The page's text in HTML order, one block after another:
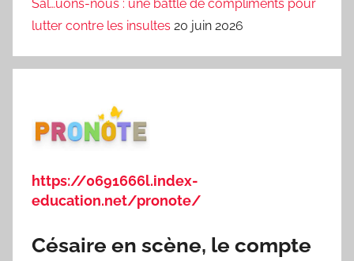
Sal…uons-nous : une battle de compliments pour
lutter contre les insultes 20 juin 2026
https://0691666l.index-
education.net/pronote/
Césaire en scène, le compte